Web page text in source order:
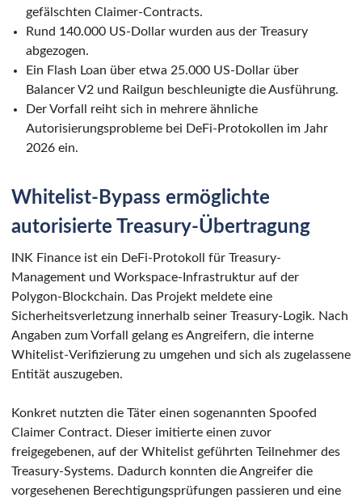
gefälschten Claimer-Contracts.
Rund 140.000 US-Dollar wurden aus der Treasury
abgezogen.
Ein Flash Loan über etwa 25.000 US-Dollar über
Balancer V2 und Railgun beschleunigte die Ausführung.
Der Vorfall reiht sich in mehrere ähnliche
Autorisierungsprobleme bei DeFi-Protokollen im Jahr
2026 ein.
Whitelist-Bypass ermöglichte
autorisierte Treasury-Übertragung
INK Finance ist ein DeFi-Protokoll für Treasury-
Management und Workspace-Infrastruktur auf der
Polygon-Blockchain. Das Projekt meldete eine
Sicherheitsverletzung innerhalb seiner Treasury-Logik. Nach
Angaben zum Vorfall gelang es Angreifern, die interne
Whitelist-Verifizierung zu umgehen und sich als zugelassene
Entität auszugeben.
Konkret nutzten die Täter einen sogenannten Spoofed
Claimer Contract. Dieser imitierte einen zuvor
freigegebenen, auf der Whitelist geführten Teilnehmer des
Treasury-Systems. Dadurch konnten die Angreifer die
vorgesehenen Berechtigungsprüfungen passieren und eine